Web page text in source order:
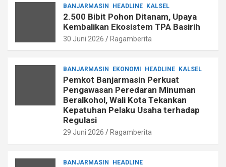
BANJARMASIN HEADLINE KALSEL
2.500 Bibit Pohon Ditanam, Upaya
Kembalikan Ekosistem TPA Basirih
30 Juni 2026 Ragamberita
BANJARMASIN EKONOMI HEADLINE KALSEL
Pemkot Banjarmasin Perkuat
Pengawasan Peredaran Minuman
Beralkohol, Wali Kota Tekankan
Kepatuhan Pelaku Usaha terhadap
Regulasi
29 Juni 2026 Ragamberita
BANJARMASIN HEADLINE